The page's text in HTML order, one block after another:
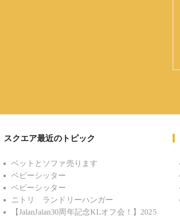
スクエア最近のトピック
ベットとソファ売ります
ベビーシッター
ベビーシッター
ニトリ ランドリーハンガー
【JalanJalan30周年記念KLオフ会！】2025